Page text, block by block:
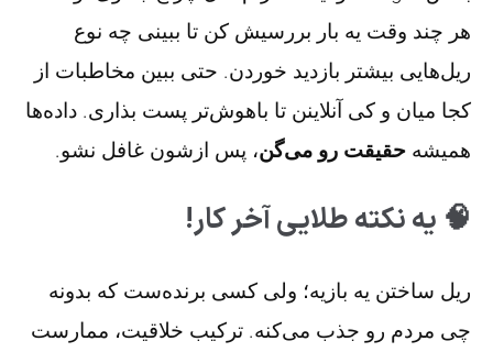
هر چند وقت یه بار بررسیش کن تا ببینی چه نوع
ریل‌هایی بیشتر بازدید خوردن. حتی ببین مخاطبات از
کجا میان و کی آنلاینن تا باهوش‌تر پست بذاری. داده‌ها
همیشه حقیقت رو می‌گن، پس ازشون غافل نشو.
🧠 یه نکته طلایی آخر کار!
ریل ساختن یه بازیه؛ ولی کسی برنده‌ست که بدونه
چی مردم رو جذب می‌کنه. ترکیب خلاقیت، ممارست